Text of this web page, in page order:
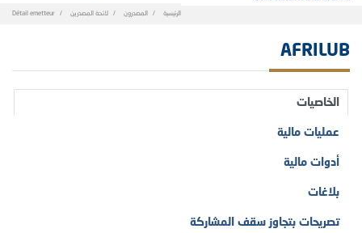
الرئيسية المصدرون لائحة المصدرين Détail emetteur
AFRILUB
الخاصيات
عمليات مالية
أدوات مالية
بلاغات
تصريحات بتجاوز سقف المشاركة